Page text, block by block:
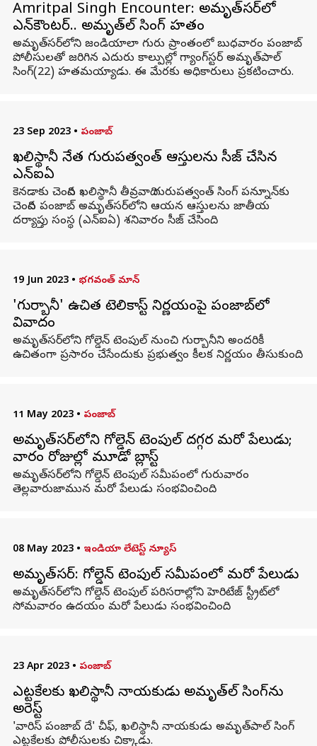
Amritpal Singh Encounter: అమృత్‌సర్‌లో
ఎన్‌కౌంటర్.. అమృత్‌పాల్‌ సింగ్ హతం
అమృత్‌సర్‌లోని జండియాలా గురు ప్రాంతంలో బుధవారం పంజాబ్
పోలీసులతో జరిగిన ఎదురు కాల్పుల్లో గ్యాంగ్‌స్టర్ అమృత్‌పాల్‌
సింగ్(22) హతమయ్యాడు. ఈ మేరకు అధికారులు ప్రకటించారు.
23 Sep 2023 • పంజాబ్
ఖలిస్థానీ నేత గురుపత్వంత్ ఆస్తులను సీజ్ చేసిన
ఎన్‌ఐఏ
కెనడాకు చెందిన ఖలిస్థానీ తీవ్రవాది గురుపత్వంత్ సింగ్ పన్నూన్‌కు
చెందిన పంజాబ్‌ అమృత్‌సర్‌లోని ఆయన ఆస్తులను జాతీయ
దర్యాప్తు సంస్థ (ఎన్‌ఐఏ) శనివారం సీజ్ చేసింది.
19 Jun 2023 • భగవంత్ మాన్
'గుర్బానీ' ఉచిత టెలికాస్ట్ నిర్ణయంపై పంజాబ్‌లో
వివాదం
అమృత్‌సర్‌లోని గోల్డెన్ టెంపుల్ నుంచి గుర్బానీని అందరికీ
ఉచితంగా ప్రసారం చేసేందుకు ప్రభుత్వం కీలక నిర్ణయం తీసుకుంది.
11 May 2023 • పంజాబ్
అమృత్‌సర్‌లోని గోల్డెన్ టెంపుల్ దగ్గర మరో పేలుడు;
వారం రోజుల్లో మూడో బ్లాస్ట్
అమృత్‌సర్‌లోని గోల్డెన్ టెంపుల్ సమీపంలో గురువారం
తెల్లవారుజామున మరో పేలుడు సంభవించింది.
08 May 2023 • ఇండియా లేటెస్ట్ న్యూస్
అమృత్‌సర్: గోల్డెన్ టెంపుల్ సమీపంలో మరో పేలుడు
అమృత్‌సర్‌లోని గోల్డెన్ టెంపుల్ పరిసరాల్లోని హెరిటేజ్ స్ట్రీట్‌లో
సోమవారం ఉదయం మరో పేలుడు సంభవించింది.
23 Apr 2023 • పంజాబ్
ఎట్టకేలకు ఖలిస్థానీ నాయకుడు అమృత్‌పాల్ సింగ్‌ను
అరెస్ట్
'వారిస్ పంజాబ్ దే' చీఫ్, ఖలిస్థానీ నాయకుడు అమృత్‌పాల్ సింగ్‌
ఎట్టకేలకు పోలీసులకు చిక్కాడు.